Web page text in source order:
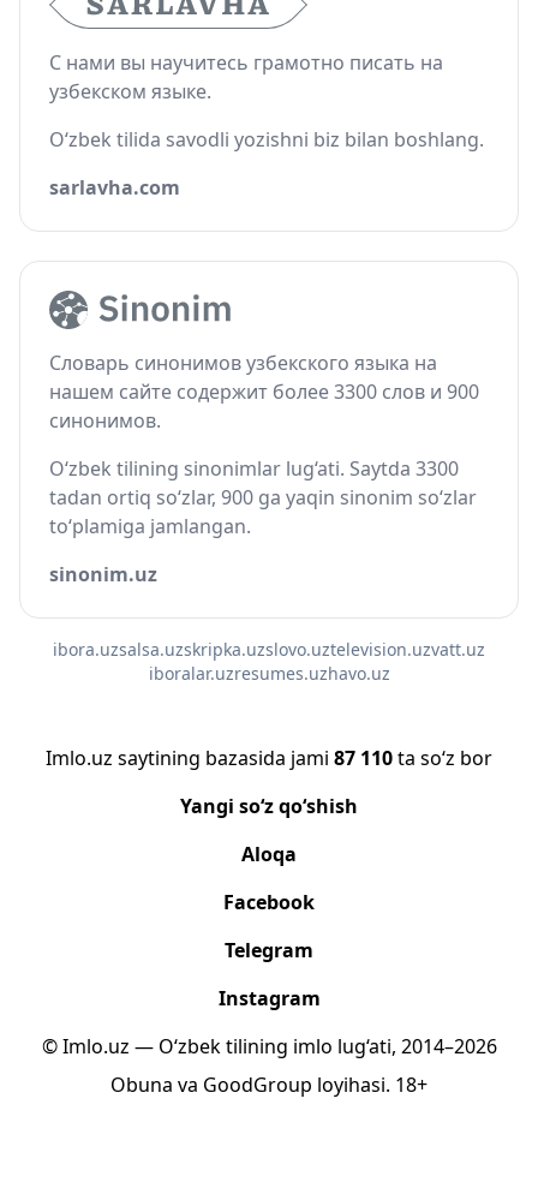
С нами вы научитесь грамотно писать на
узбекском языке.
O‘zbek tilida savodli yozishni biz bilan boshlang.
sarlavha.com
Словарь синонимов узбекского языка на
нашем сайте содержит более 3300 слов и 900
синонимов.
O‘zbek tilining sinonimlar lug‘ati. Saytda 3300
tadan ortiq so‘zlar, 900 ga yaqin sinonim so‘zlar
to‘plamiga jamlangan.
sinonim.uz
ibora.uzsalsa.uzskripka.uzslovo.uztelevision.uzvatt.uz
iboralar.uzresumes.uzhavo.uz
Imlo.uz saytining bazasida jami 87 110ta so‘z bor
Yangi so‘z qo‘shish
Aloqa
Facebook
Telegram
Instagram
© Imlo.uz — O‘zbek tilining imlo lug‘ati, 2014–2026
Obuna va GoodGroup loyihasi. 18+